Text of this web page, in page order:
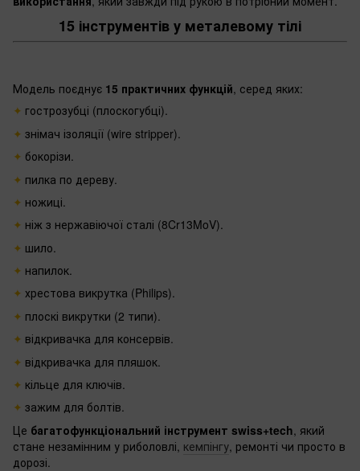
15 інструментів у металевому тілі
Модель поєднує 15 практичних функцій, серед яких:
гострозубці (плоскогубці).
знімач ізоляції (wire stripper).
бокорізи.
пилка по дереву.
ножиці.
ніж з нержавіючої сталі (8Cr13MoV).
шило.
напилок.
хрестова викрутка (Philips).
плоскі викрутки (2 типи).
відкривачка для консервів.
відкривачка для пляшок.
кільце для ключів.
зажим для болтів.
Це багатофункціональний інструмент swiss+tech, який
стане незамінним у риболовлі, кемпінгу, ремонті чи просто в
дорозі.